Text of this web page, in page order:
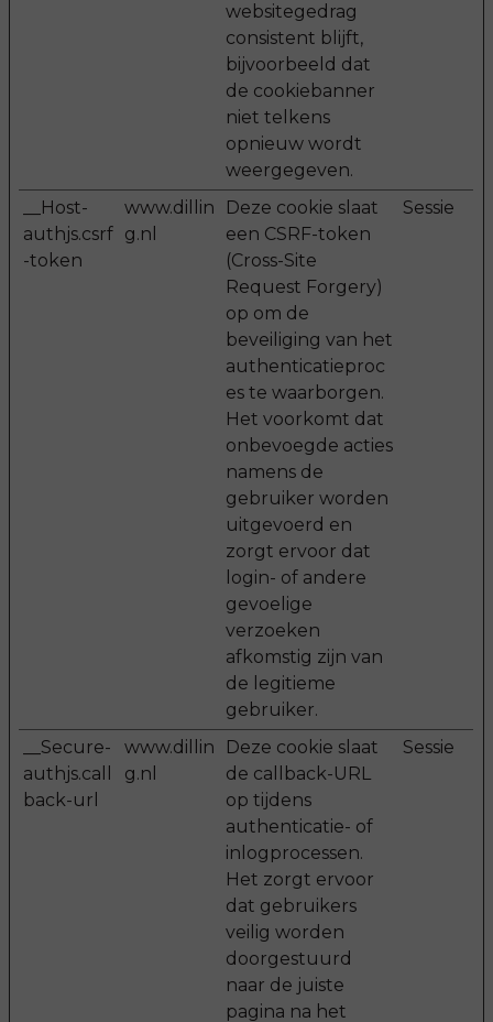
websitegedrag
consistent blijft,
bijvoorbeeld dat
de cookiebanner
niet telkens
opnieuw wordt
weergegeven.
__Host-
authjs.csrf
-token
www.dillin
g.nl
Deze cookie slaat
een CSRF-token
(Cross-Site
Request Forgery)
op om de
beveiliging van het
authenticatieproc
es te waarborgen.
Het voorkomt dat
onbevoegde acties
namens de
gebruiker worden
uitgevoerd en
zorgt ervoor dat
login- of andere
gevoelige
verzoeken
afkomstig zijn van
de legitieme
gebruiker.
Sessie
__Secure-
authjs.call
back-url
www.dillin
g.nl
Deze cookie slaat
de callback-URL
op tijdens
authenticatie- of
inlogprocessen.
Het zorgt ervoor
dat gebruikers
veilig worden
doorgestuurd
naar de juiste
pagina na het
Sessie